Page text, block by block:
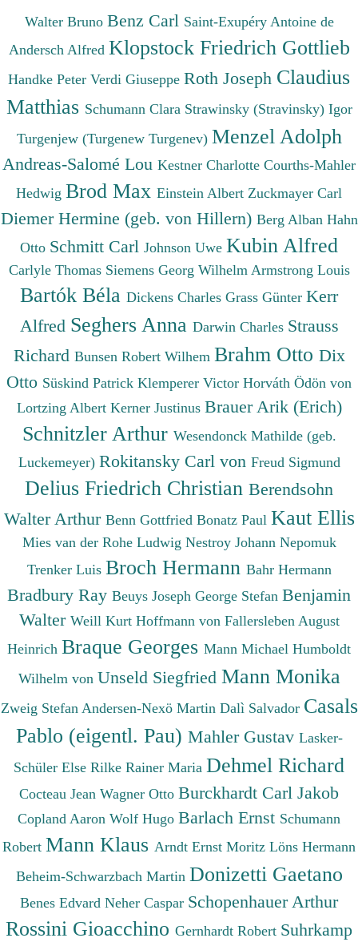
Walter Bruno Benz Carl Saint-Exupéry Antoine de
Andersch Alfred Klopstock Friedrich Gottlieb
Handke Peter Verdi Giuseppe Roth Joseph Claudius
Matthias Schumann Clara Strawinsky (Stravinsky) Igor
Turgenjew (Turgenew Turgenev) Menzel Adolph
Andreas-Salomé Lou Kestner Charlotte Courths-Mahler
Hedwig Brod Max Einstein Albert Zuckmayer Carl
Diemer Hermine (geb. von Hillern) Berg Alban Hahn
Otto Schmitt Carl Johnson Uwe Kubin Alfred
Carlyle Thomas Siemens Georg Wilhelm Armstrong Louis
Bartók Béla Dickens Charles Grass Günter Kerr
Alfred Seghers Anna Darwin Charles Strauss
Richard Bunsen Robert Wilhem Brahm Otto Dix
Otto Süskind Patrick Klemperer Victor Horváth Ödön von
Lortzing Albert Kerner Justinus Brauer Arik (Erich)
Schnitzler Arthur Wesendonck Mathilde (geb.
Luckemeyer) Rokitansky Carl von Freud Sigmund
Delius Friedrich Christian Berendsohn
Walter Arthur Benn Gottfried Bonatz Paul Kaut Ellis
Mies van der Rohe Ludwig Nestroy Johann Nepomuk
Trenker Luis Broch Hermann Bahr Hermann
Bradbury Ray Beuys Joseph George Stefan Benjamin
Walter Weill Kurt Hoffmann von Fallersleben August
Heinrich Braque Georges Mann Michael Humboldt
Wilhelm von Unseld Siegfried Mann Monika
Zweig Stefan Andersen-Nexö Martin Dalì Salvador Casals
Pablo (eigentl. Pau) Mahler Gustav Lasker-
Schüler Else Rilke Rainer Maria Dehmel Richard
Cocteau Jean Wagner Otto Burckhardt Carl Jakob
Copland Aaron Wolf Hugo Barlach Ernst Schumann
Robert Mann Klaus Arndt Ernst Moritz Löns Hermann
Beheim-Schwarzbach Martin Donizetti Gaetano
Benes Edvard Neher Caspar Schopenhauer Arthur
Rossini Gioacchino Gernhardt Robert Suhrkamp